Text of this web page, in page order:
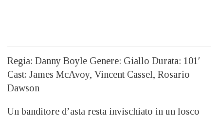
Regia: Danny Boyle Genere: Giallo Durata: 101′
Cast: James McAvoy, Vincent Cassel, Rosario
Dawson
Un banditore d’asta resta invischiato in un losco